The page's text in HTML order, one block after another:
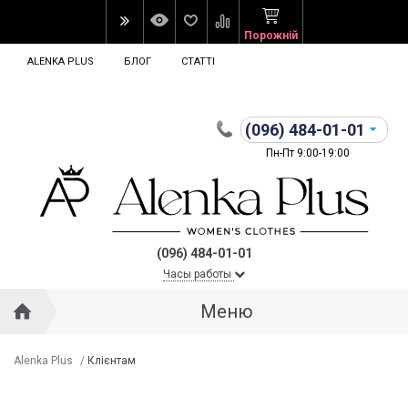
Порожній
ALENKA PLUS БЛОГ СТАТТІ
(096) 484-01-01
Пн-Пт 9:00-19:00
(096) 484-01-01
Часы работы
Меню
Alenka Plus / Клієнтам